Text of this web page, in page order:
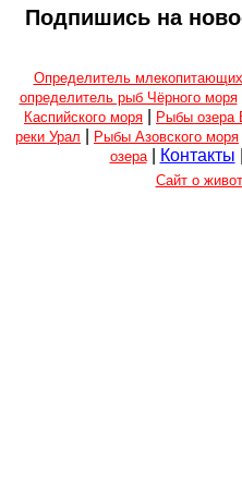
Подпишись на
Определитель
определитель рыб Чёрного моря|
Каспийского моря
Рыбы озера
реки Урал
Рыбы Азовского моря
озера| Контакты
Сайт о